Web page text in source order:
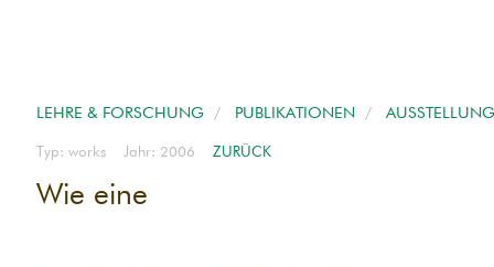
LEHRE & FORSCHUNG/ PUBLIKATIONEN /
Typ: works Jahr: 2006 ZURÜCK
Wie eine